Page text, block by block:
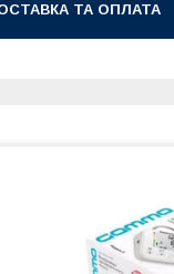
ТА ОПЛАТА